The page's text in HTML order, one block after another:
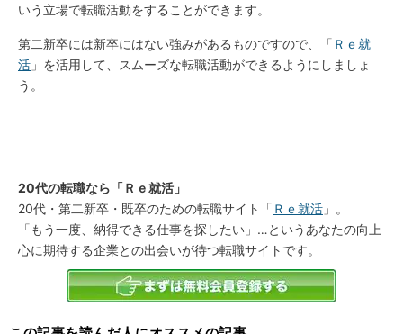
いう立場で転職活動をすることができます。
第二新卒には新卒にはない強みがあるものですので、「 Ｒｅ就
活 」を活用して、スムーズな転職活動ができるようにしましょ
う。
20代の転職なら「Ｒｅ就活」
20代・第二新卒・既卒のための転職サイト「 Ｒｅ就活 」。
「もう一度、納得できる仕事を探したい」…というあなたの向上
心に期待する企業との出会いが待つ転職サイトです。